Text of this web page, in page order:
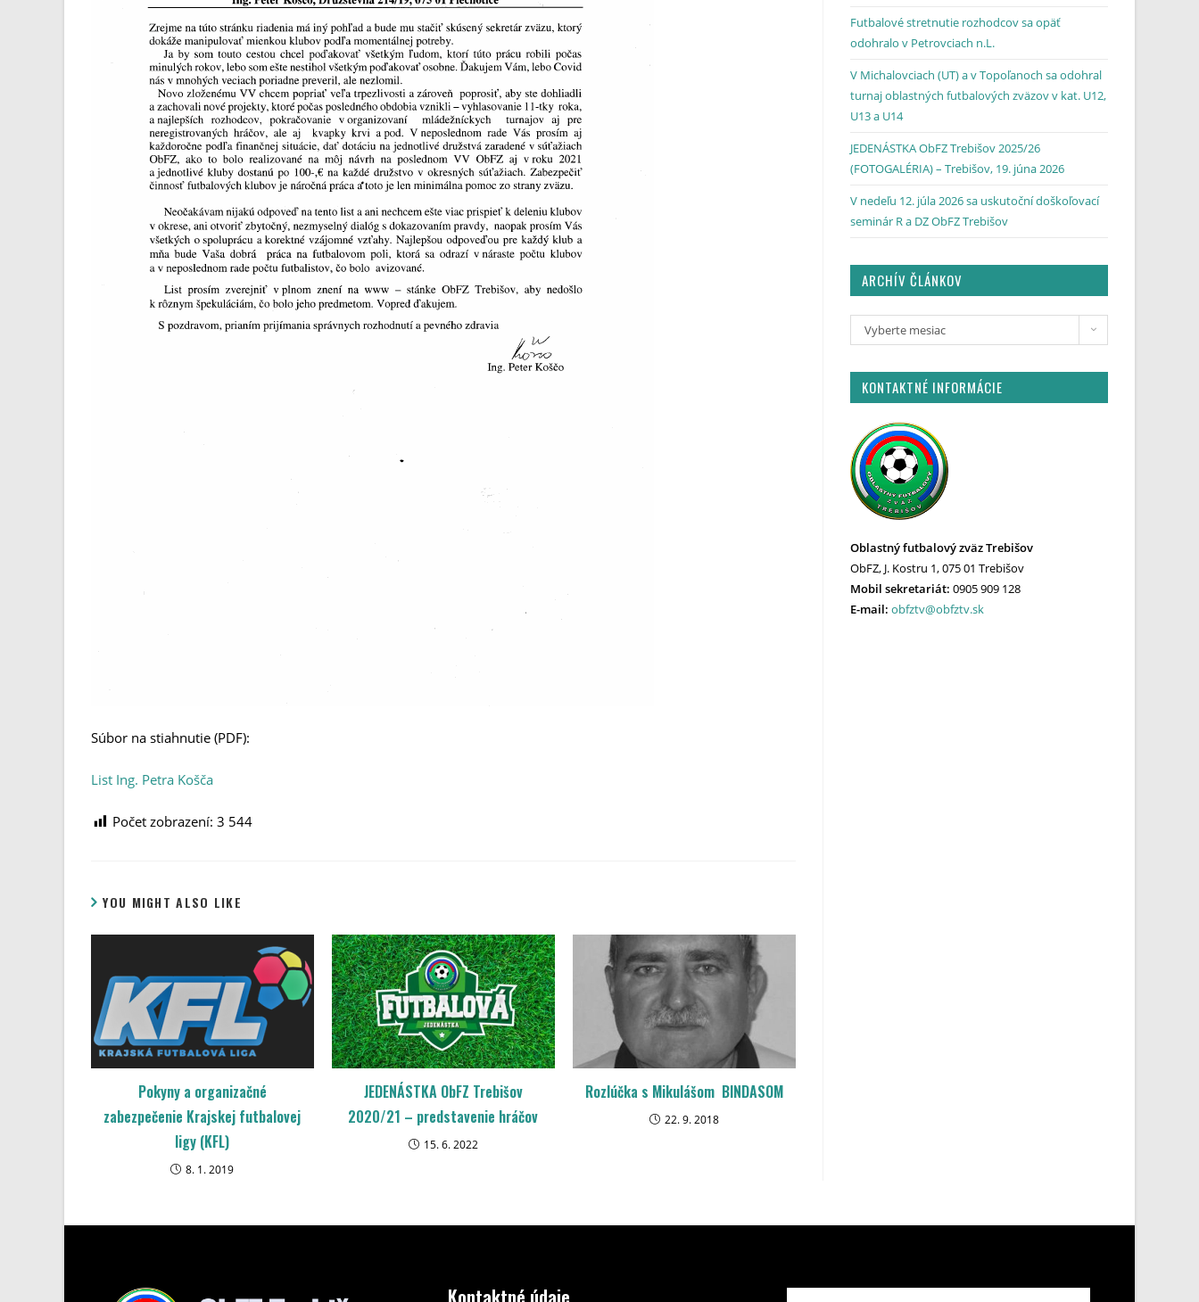
Súbor na stiahnutie (PDF):
List Ing. Petra Košča
Počet zobrazení: 3 544
YOU MIGHT ALSO LIKE
Pokyny a organizačné
zabezpečenie Krajskej futbalovej
ligy (KFL)
8. 1. 2019
JEDENÁSTKA ObFZ Trebišov
2020/21 – predstavenie hráčov
15. 6. 2022
Rozlúčka s Mikulášom BINDASOM
22. 9. 2018
Futbalové stretnutie rozhodcov sa opäť
odohralo v Petrovciach n.L.
V Michalovciach (UT) a v Topoľanoch sa odohral
turnaj oblastných futbalových zväzov v kat. U12,
U13 a U14
JEDENÁSTKA ObFZ Trebišov 2025/26
(FOTOGALÉRIA) – Trebišov, 19. júna 2026
V nedeľu 12. júla 2026 sa uskutoční doškoľovací
seminár R a DZ ObFZ Trebišov
ARCHÍV ČLÁNKOV
Vyberte mesiac
KONTAKTNÉ INFORMÁCIE
Oblastný futbalový zväz Trebišov
ObFZ, J. Kostru 1, 075 01 Trebišov
Mobil sekretariát: 0905 909 128
E-mail: obfztv@obfztv.sk